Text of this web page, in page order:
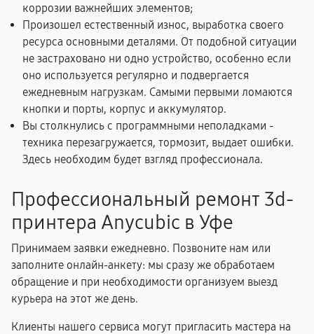
коррозии важнейших элементов;
Произошел естественный износ, выработка своего
ресурса основными деталями. От подобной ситуации
не застраховано ни одно устройство, особенно если
оно используется регулярно и подвергается
ежедневным нагрузкам. Самыми первыми ломаются
кнопки и порты, корпус и аккумулятор.
Вы столкнулись с программными неполадками -
техника перезагружается, тормозит, выдает ошибки.
Здесь необходим будет взгляд профессионала.
Профессиональный ремонт 3d-
принтера Anycubic в Уфе
Принимаем заявки ежедневно. Позвоните нам или
заполните онлайн-анкету: мы сразу же обработаем
обращение и при необходимости организуем выезд
курьера на этот же день.
Клиенты нашего сервиса могут пригласить мастера на